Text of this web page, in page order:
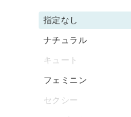
指定なし
ナチュラル
キュート
フェミニン
セクシー